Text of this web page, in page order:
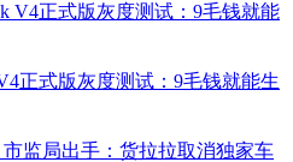
正式版灰度测试：9毛钱就能生